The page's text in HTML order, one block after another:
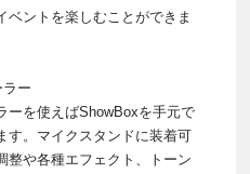
ベントを楽しむことができま
ー
ーを使えばShowBoxを手元で
す。マイクスタンドに装着可
整や各種エフェクト、トーン